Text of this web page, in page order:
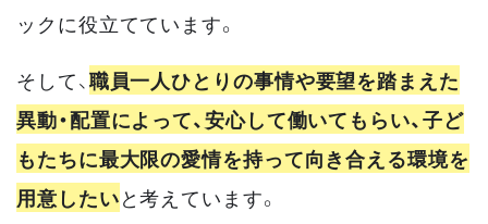
ックに役立てています。
そして、職員一人ひとりの事情や要望を踏まえた
異動・配置によって、安心して働いてもらい、子ど
もたちに最大限の愛情を持って向き合える環境を
用意したいと考えています。